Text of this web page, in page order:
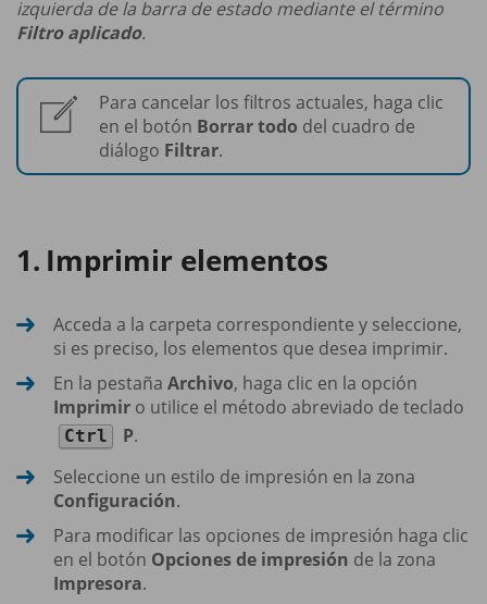
izquierda de la barra de estado mediante el término
Filtro aplicado.
Para cancelar los filtros actuales, haga clic
en el botón Borrar todo del cuadro de
diálogo Filtrar.
Imprimir elementos
Acceda a la carpeta correspondiente y seleccione,
si es preciso, los elementos que desea imprimir.
En la pestaña Archivo, haga clic en la opción
Imprimir o utilice el método abreviado de teclado
Ctrl P.
Seleccione un estilo de impresión en la zona
Configuración.
Para modificar las opciones de impresión haga clic
en el botón Opciones de impresión de la zona
Impresora.